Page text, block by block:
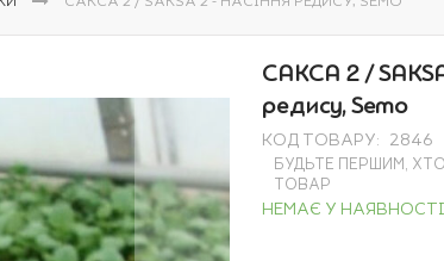
Укривні матеріали
Товари для дому
Крупи оптом
Польові культури
САКСА 2 /
редису, Semo
КОД ТОВАРУ 2846
БУДЬТЕ ПЕРШИМ,
ТОВАР
НЕМАЄ У НАЯВНОСТІ